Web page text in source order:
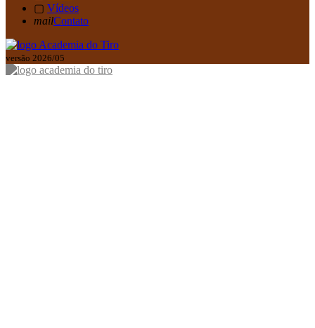
▢ Vídeos
mailContato
versão 2026/05